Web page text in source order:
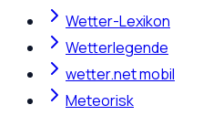
Wetter-Lexikon
Wetterlegende
wetter.net mobil
Meteorisk